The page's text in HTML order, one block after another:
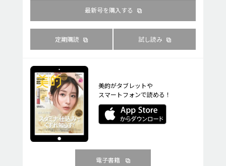
最新号を購入する
定期購読 試し読み
美的がタブレットや
スマートフォンで読める！
電子書籍